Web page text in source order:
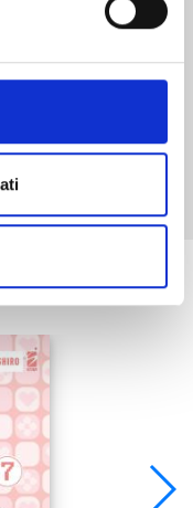
anche: